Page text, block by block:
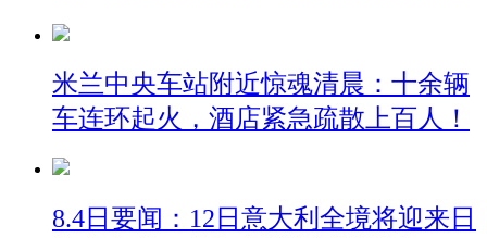
米兰中央车站附近惊魂清晨：十余辆
车连环起火，酒店紧急疏散上百人！
8.4日要闻：12日意大利全境将迎来日